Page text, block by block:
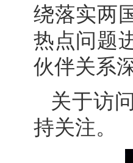
绕落实两
热点问题
伙伴关系
关于访
持关注。